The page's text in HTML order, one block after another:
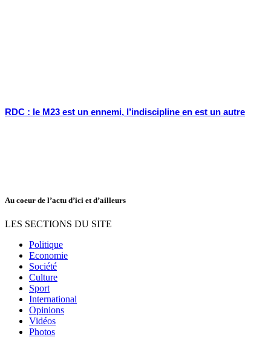
RDC : le M23 est un ennemi, l’indiscipline en est un autre
Au coeur de l’actu d’ici et d’ailleurs
LES SECTIONS DU SITE
Politique
Economie
Société
Culture
Sport
International
Opinions
Vidéos
Photos